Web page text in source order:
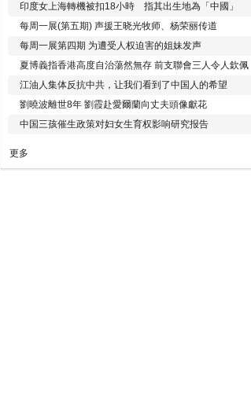
印度女上海轉機被扣18小時 指其出生地為「中國」
每周一展(第五期) 声援王晓光牧师、杨荣丽传道
每周一展第四期 为遭受人权迫害的姐妹发声
夏博義指香港高度自治蕩然無存 前支聯會三人令人欽佩
江油人集体反抗中共，让我们看到了中国人的希望
劉曉波離世8年 劉霞赴愛爾蘭向丈夫頭像獻花
中国三孩催生政策对妇女生育权影响研究报告
更多